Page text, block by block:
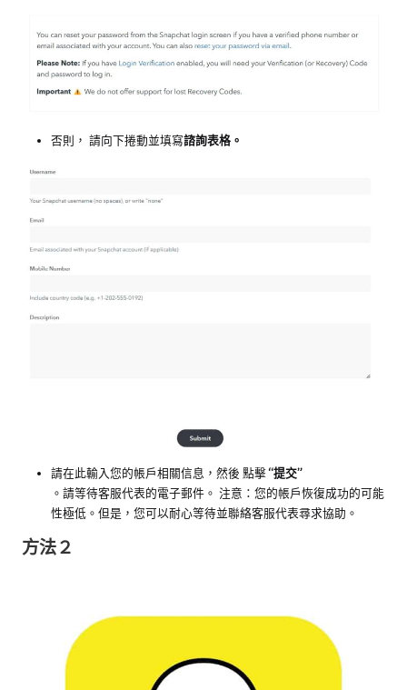
否則， 請向下捲動並填寫諮詢表格。
請在此輸入您的帳戶相關信息，然後 點擊“提交”
。請等待客服代表的電子郵件。 注意：您的帳戶恢復成功的可能
性極低。但是，您可以耐心等待並聯絡客服代表尋求協助。
方法２